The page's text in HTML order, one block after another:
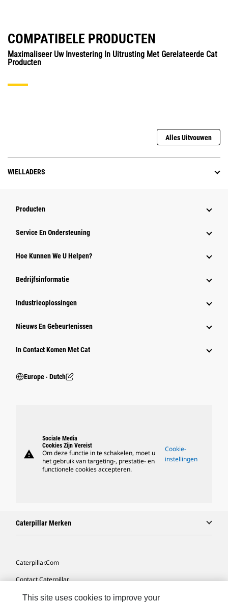
COMPATIBELE PRODUCTEN
Maximaliseer Uw Investering In Uitrusting Met Gerelateerde Cat
Producten
Alles Uitvouwen
WIELLADERS
Producten
Service En Ondersteuning
Hoe Kunnen We U Helpen?
Bedrijfsinformatie
Industrieoplossingen
Nieuws En Gebeurtenissen
In Contact Komen Met Cat
Europe ‧ Dutch
warning
Sociale Media
Cookies Zijn Vereist
Om deze functie in te schakelen, moet u
het gebruik van targeting-, prestatie- en
functionele cookies accepteren.
Cookie-
instellingen
Caterpillar Merken
Caterpillar.com
Contact Caterpillar
Mijn Marketingvoorkeuren
This site uses cookies to improve your